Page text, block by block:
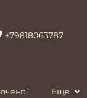
+79818063787
Еще